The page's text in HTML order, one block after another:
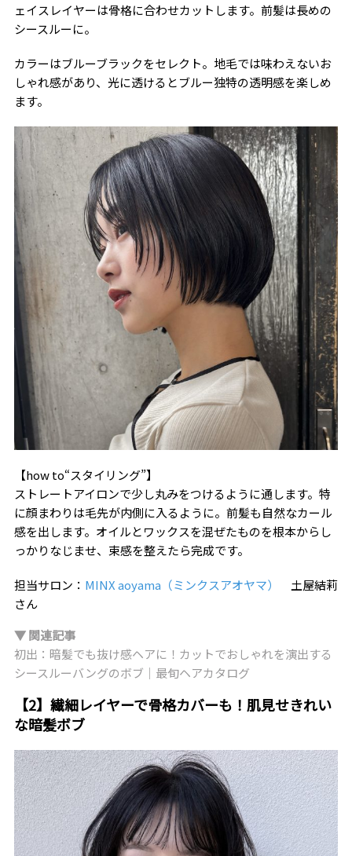
ェイスレイヤーは骨格に合わせカットします。前髪は長めの
シースルーに。
カラーはブルーブラックをセレクト。地毛では味わえないお
しゃれ感があり、光に透けるとブルー独特の透明感を楽しめ
ます。
【how to“スタイリング”】
ストレートアイロンで少し丸みをつけるように通します。特
に顔まわりは毛先が内側に入るように。前髪も自然なカール
感を出します。オイルとワックスを混ぜたものを根本からし
っかりなじませ、束感を整えたら完成です。
担当サロン： MINX aoyama（ミンクスアオヤマ）
土屋結莉
さん
▼ 関連記事
初出：暗髪でも抜け感ヘアに！カットでおしゃれを演出する
シースルーバングのボブ｜最旬ヘアカタログ
【2】繊細レイヤーで骨格カバーも！肌見せきれい
な暗髪ボブ